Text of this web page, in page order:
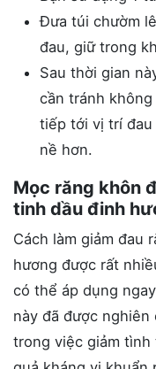
Đưa túi chườm
đau, giữ trong
Sau thời gian
cần tránh
tiếp tới vị trí
nề hơn.
Mọc răng khôn
tinh dầu đinh
Cách làm giảm đau
hương được rất
có thể áp dụng
này đã được
trong việc giảm tình